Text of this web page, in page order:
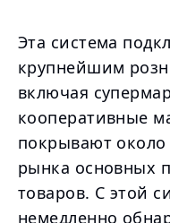
Эта система
крупнейшим
включая
кооперативные
покрывают около
рынка основных
товаров. С этой
немедленно